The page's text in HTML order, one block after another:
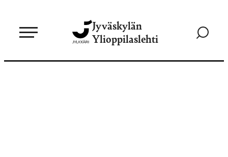
sisältöön
Jyväskylän
Ylioppilaslehti
Siirry